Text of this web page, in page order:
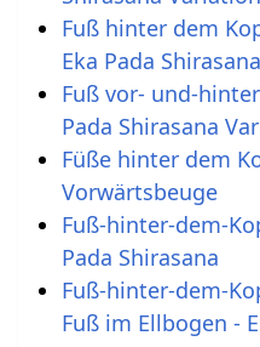
Fuß hinter dem
Eka Pada
Fuß vor- und-
Pada Shirasana
Füße hinter dem
Vorwärtsbeuge
Fuß-hinter-dem-
Pada Shirasana
Fuß-hinter-dem-
Fuß im Ellbogen -